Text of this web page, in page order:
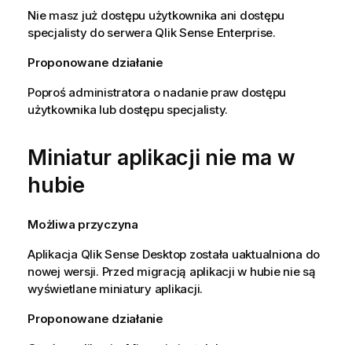
Nie masz już dostępu użytkownika ani dostępu
specjalisty do serwera Qlik Sense Enterprise.
Proponowane działanie
Poproś administratora o nadanie praw dostępu
użytkownika lub dostępu specjalisty.
Miniatur aplikacji nie ma w
hubie
Możliwa przyczyna
Aplikacja Qlik Sense Desktop została uaktualniona do
nowej wersji. Przed migracją aplikacji w hubie nie są
wyświetlane miniatury aplikacji.
Proponowane działanie